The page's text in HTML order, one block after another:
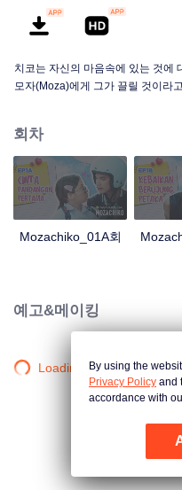
치코는 자신의 마음속에 있는 것에
모자(Moza)에게 그가 끌릴 것이라
람이라는 것입니다.
회차
Mozachiko_01A회
예고&메이킹
Loading…By using the
Privacy Policy and
accordance with